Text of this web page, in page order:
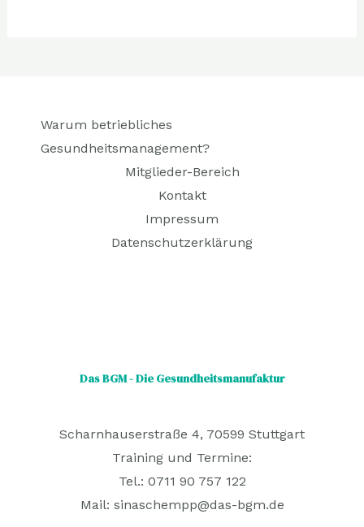
Warum betriebliches
Gesundheitsmanagement?
Mitglieder-Bereich
Kontakt
Impressum
Datenschutzerklärung
Das BGM - Die Gesundheitsmanufaktur
Scharnhauserstraße 4, 70599 Stuttgart
Training und Termine:
Tel.: 0711 90 757 122
Mail: sinaschempp@das-bgm.de